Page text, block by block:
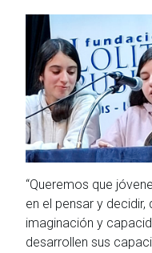
“Queremos que
en el pensar y
imaginación y
desarrollen sus